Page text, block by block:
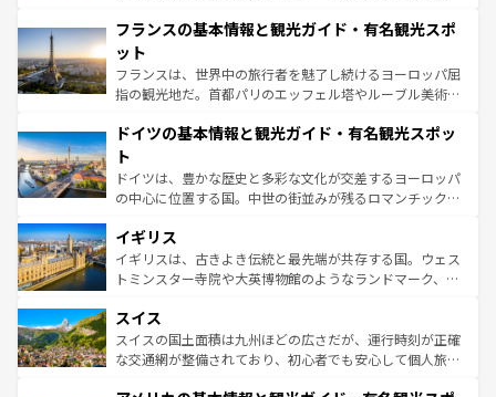
なお、新着のイタリア情報はコンテンツ一覧を参照してほ
しい。
文化が根付くこの国では、情熱的なフラメンコ、熱気あふ
れる闘牛、そして美味しいタパスが生活の一部となってい
る。首都マドリードの洗練された雰囲気や、バルセロナの
アートに溢れた街角から、地方では古代ローマ遺跡や中世
せる。地方によって風土や気候が異なるスペインはその個
ンテンツ一覧 を参照してほしい。
フランスの基本情報と観光ガイド・有名観光スポ
ット
フランスは、世界中の旅行者を魅了し続けるヨーロッパ屈
指の観光地だ。首都パリのエッフェル塔やルーブル美術館
で、幅広い魅力が詰まっている。華麗な宮殿、歴史的な大
聖堂、美しいビーチ、そして豊かな自然が、訪れる者を心
から魅了する。また、フランスは美食の国としても知ら
れ、フランス料理はユネスコ無形文化遺産にも登録されて
香り高いラベンダー畑など、多彩な楽しみ方が可能だ。さ
らに、パリ以外の地域にも魅力が溢れており、どの街角に
も豊かな歴史と文化が息づいている。パリ以外の個性あふ
を参照してほしい。
ドイツの基本情報と観光ガイド・有名観光スポッ
ト
ドイツは、豊かな歴史と多彩な文化が交差するヨーロッパ
の中心に位置する国。中世の街並みが残るロマンチック街
顔を持つこの国は、どこを歩いても飽きることがない。ベ
ルリンの文化的活気、バイエルン州のアルプスの絶景、そ
してライン川沿いのワイン畑といった風景は必見。ビール
は、お酒好きな人にはぜひ体験してほしい。 なお、新着の
ドイツ情報はコンテンツ一覧を参照してほしい。
イギリス
イギリスは、古きよき伝統と最先端が共存する国。ウェス
トミンスター寺院や大英博物館のようなランドマーク、歴
リアごとに異なる魅力がある。また、優雅なアフタヌーン
ティー、ビール好きにはたまらない英国パブ、サッカー観
戦など、本場だからこそできる体験も豊富。イギリスを旅
スイス
スイスの国土面積は九州ほどの広さだが、運行時刻が正確
な交通網が整備されており、初心者でも安心して個人旅行